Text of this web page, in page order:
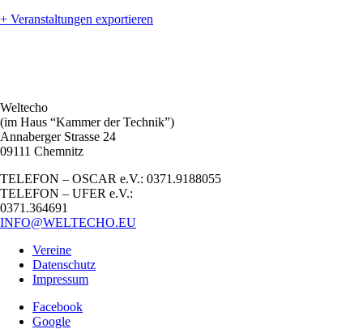
+ Veranstaltungen exportieren
Weltecho
(im Haus “Kammer der Technik”)
Annaberger Strasse 24
09111 Chemnitz
TELEFON – OSCAR e.V.: 0371.9188055
TELEFON – UFER e.V.:
0371.364691
INFO@WELTECHO.EU
Vereine
Datenschutz
Impressum
Facebook
Google